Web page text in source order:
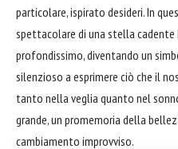
particolare, ispirato desideri. In
spettacolare di una stella
profondissimo, diventando un
silenzioso a esprimere ciò che il
tanto nella veglia quanto nel
grande, un promemoria della
cambiamento improvviso.